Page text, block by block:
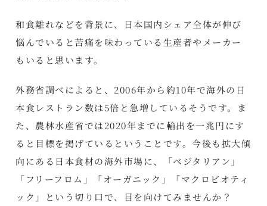
和食離れなどを背景に、日本国内シェア全体が伸び
悩んでいると苦痛を味わっている生産者やメーカー
もいると思います。
外務省調べによると、2006年から約10年で海外の日
本食レストラン数は5倍と急増しているそうです。ま
た、農林水産省では2020年までに輸出を一兆円にす
ると目標を掲げているということです。今後も拡大傾
向にある日本食材の海外市場に、「ベジタリアン」
「フリーフロム」「オーガニック」「マクロビオティ
ック」という切り口で、目を向けてみませんか？